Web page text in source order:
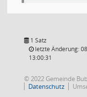
1 Satz
letzte Änderung:
13:00:31
© 2022 Gemeinde
Datenschutz